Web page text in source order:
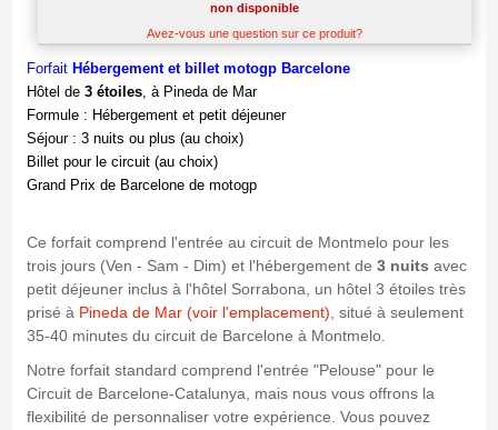
non disponible
Avez-vous une question sur ce produit?
Forfait Hébergement et billet motogp Barcelone
Hôtel de 3 étoiles, à Pineda de Mar
Formule : Hébergement et petit déjeuner
Séjour : 3 nuits ou plus (au choix)
Billet pour le circuit (au choix)
Grand Prix de Barcelone de motogp
Ce forfait comprend l'entrée au circuit de Montmelo pour les
trois jours (Ven - Sam - Dim) et l'hébergement de 3 nuits avec
petit déjeuner inclus à l'hôtel Sorrabona, un hôtel 3 étoiles très
prisé à Pineda de Mar (voir l'emplacement) , situé à seulement
35-40 minutes du circuit de Barcelone à Montmelo.
Notre forfait standard comprend l'entrée "Pelouse" pour le
Circuit de Barcelone-Catalunya, mais nous vous offrons la
flexibilité de personnaliser votre expérience. Vous pouvez